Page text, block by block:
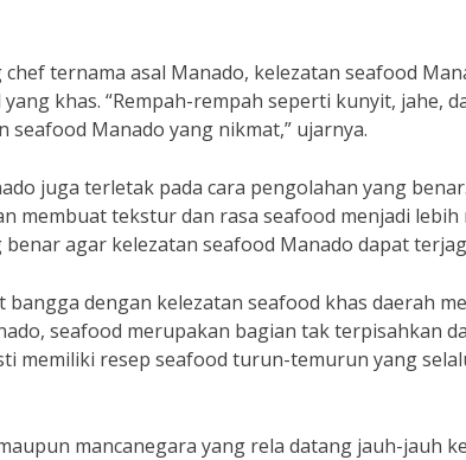
ternama asal Manado, kelezatan seafood
khas. “Rempah-rempah seperti kunyit, jahe,
seafood Manado yang nikmat,” ujarnya.
juga terletak pada cara pengolahan yang
membuat tekstur dan rasa seafood menjadi lebih
agar kelezatan seafood Manado dapat
dengan kelezatan seafood khas daerah
seafood merupakan bagian tak terpisahkan
memiliki resep seafood turun-temurun yang
mancanegara yang rela datang jauh-jauh